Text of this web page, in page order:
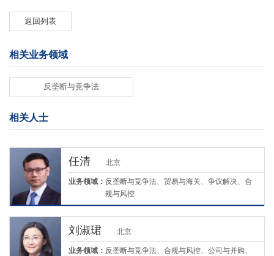
返回列表
相关业务领域
反垄断与竞争法
相关人士
任清 北京
业务领域： 反垄断与竞争法、贸易与海关、争议解决、合
规与风控
刘淑珺 北京
业务领域： 反垄断与竞争法、合规与风控、公司与并购、